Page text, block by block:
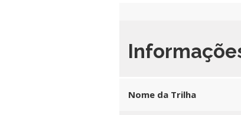
Nome da Trilha